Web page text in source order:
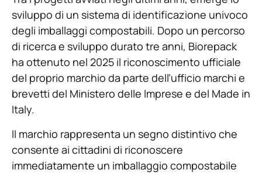
sviluppo di un sistema di identificazione univoco
degli imballaggi compostabili. Dopo un percorso
di ricerca e sviluppo durato tre anni, Biorepack
ha ottenuto nel 2025 il riconoscimento ufficiale
del proprio marchio da parte dell’ufficio marchi e
brevetti del Ministero delle Imprese e del Made in
Italy.
Il marchio rappresenta un segno distintivo che
consente ai cittadini di riconoscere
immediatamente un imballaggio compostabile